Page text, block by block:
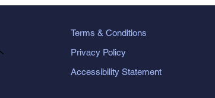
Terms & Conditions
Privacy Policy
Accessibility Statement